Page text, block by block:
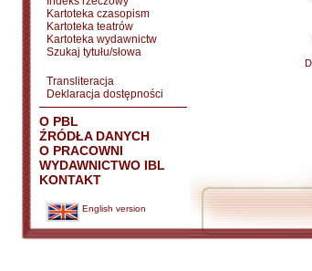
Kartoteka czasopism
Kartoteka teatrów
Kartoteka wydawnictw
Szukaj tytułu/słowa
Transliteracja
Deklaracja dostępności
O PBL
ŹRÓDŁA DANYCH
O PRACOWNI
WYDAWNICTWO IBL
KONTAKT
English version